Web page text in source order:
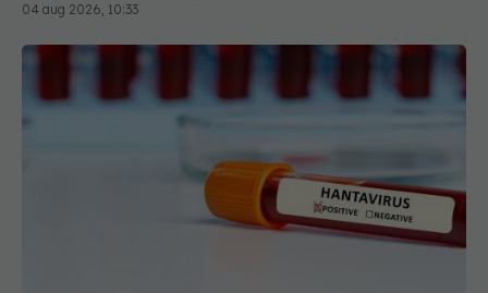
04 aug 2026, 10:33